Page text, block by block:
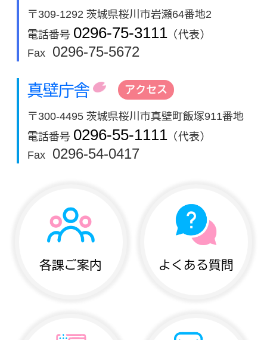
〒309-1292 茨城県桜川市岩瀬64番地2
電話番号 0296-75-3111 （代表）
Fax
0296-75-5672
真壁庁舎 アクセス
〒300-4495 茨城県桜川市真壁町飯塚911番地
電話番号 0296-55-1111 （代表）
Fax
0296-54-0417
各課ご案内 よくある質問